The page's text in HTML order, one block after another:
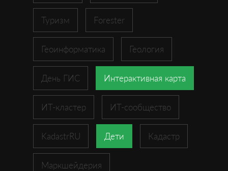
Туризм Forester
Геоинформатика Геология
День ГИС Интерактивная карта
ИТ-кластер ИТ-сообщество
KadastrRU Дети Кадастр
Маркшейдерия